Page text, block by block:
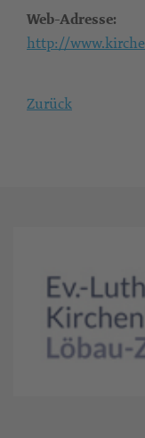
Web-Adresse:
http://
Zurück